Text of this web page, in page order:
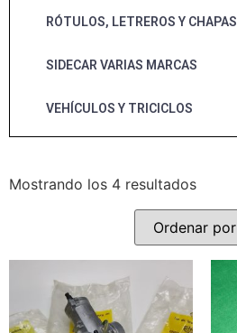
RÓTULOS, LETREROS Y CHAPAS
SIDECAR VARIAS MARCAS
VEHÍCULOS Y TRICICLOS
Mostrando los 4 resultados